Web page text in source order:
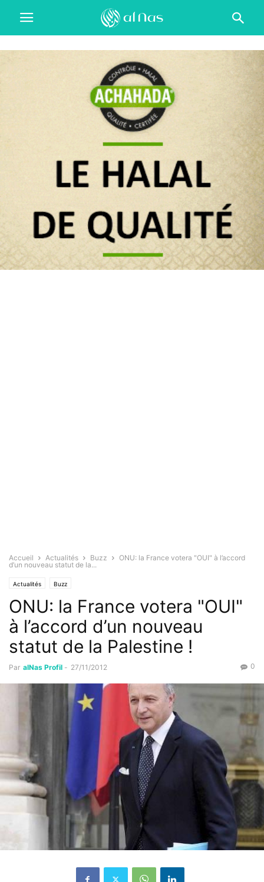
Accueil Actualités Buzz
ONU: la France votera "OUI" à l’accord
d’un nouveau statut de la...
Actualités Buzz
ONU: la France votera "OUI"
à l’accord d’un nouveau
statut de la Palestine !
Par alNas Profil - 27/11/2012 0